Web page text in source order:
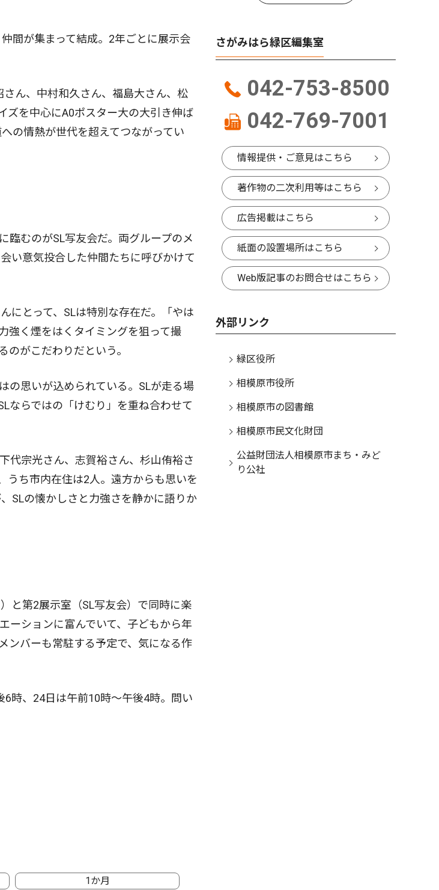
間が集まって結成。2年ごとに展示会
ん、中村和久さん、福島大さん、松
ズを中心にA0ポスター大の大引き伸ば
の情熱が世代を超えてつながってい
むのがSL写友会だ。両グループのメ
い意気投合した仲間たちに呼びかけて
にとって、SLは特別な存在だ。「やは
強く煙をはくタイミングを狙って撮
がこだわりだという。
の思いが込められている。SLが走る場
ならではの「けむり」を重ね合わせて
代宗光さん、志賀裕さん、杉山侑裕さ
うち市内在住は2人。遠方からも思いを
SLの懐かしさと力強さを静かに語りか
と第2展示室（SL写友会）で同時に楽
ーションに富んでいて、子どもから年
ンバーも常駐する予定で、気になる作
時、24日は午前10時〜午後4時。問い
1か月
さがみはら緑区編集室
042-753-8500
042-769-7001
情報提供・ご意見はこちら
著作物の二次利用等はこちら
広告掲載はこちら
紙面の設置場所はこちら
Web版記事のお問合せはこちら
外部リンク
緑区役所
相模原市役所
相模原市の図書館
相模原市民文化財団
公益財団法人相模原市まち・みど
り公社